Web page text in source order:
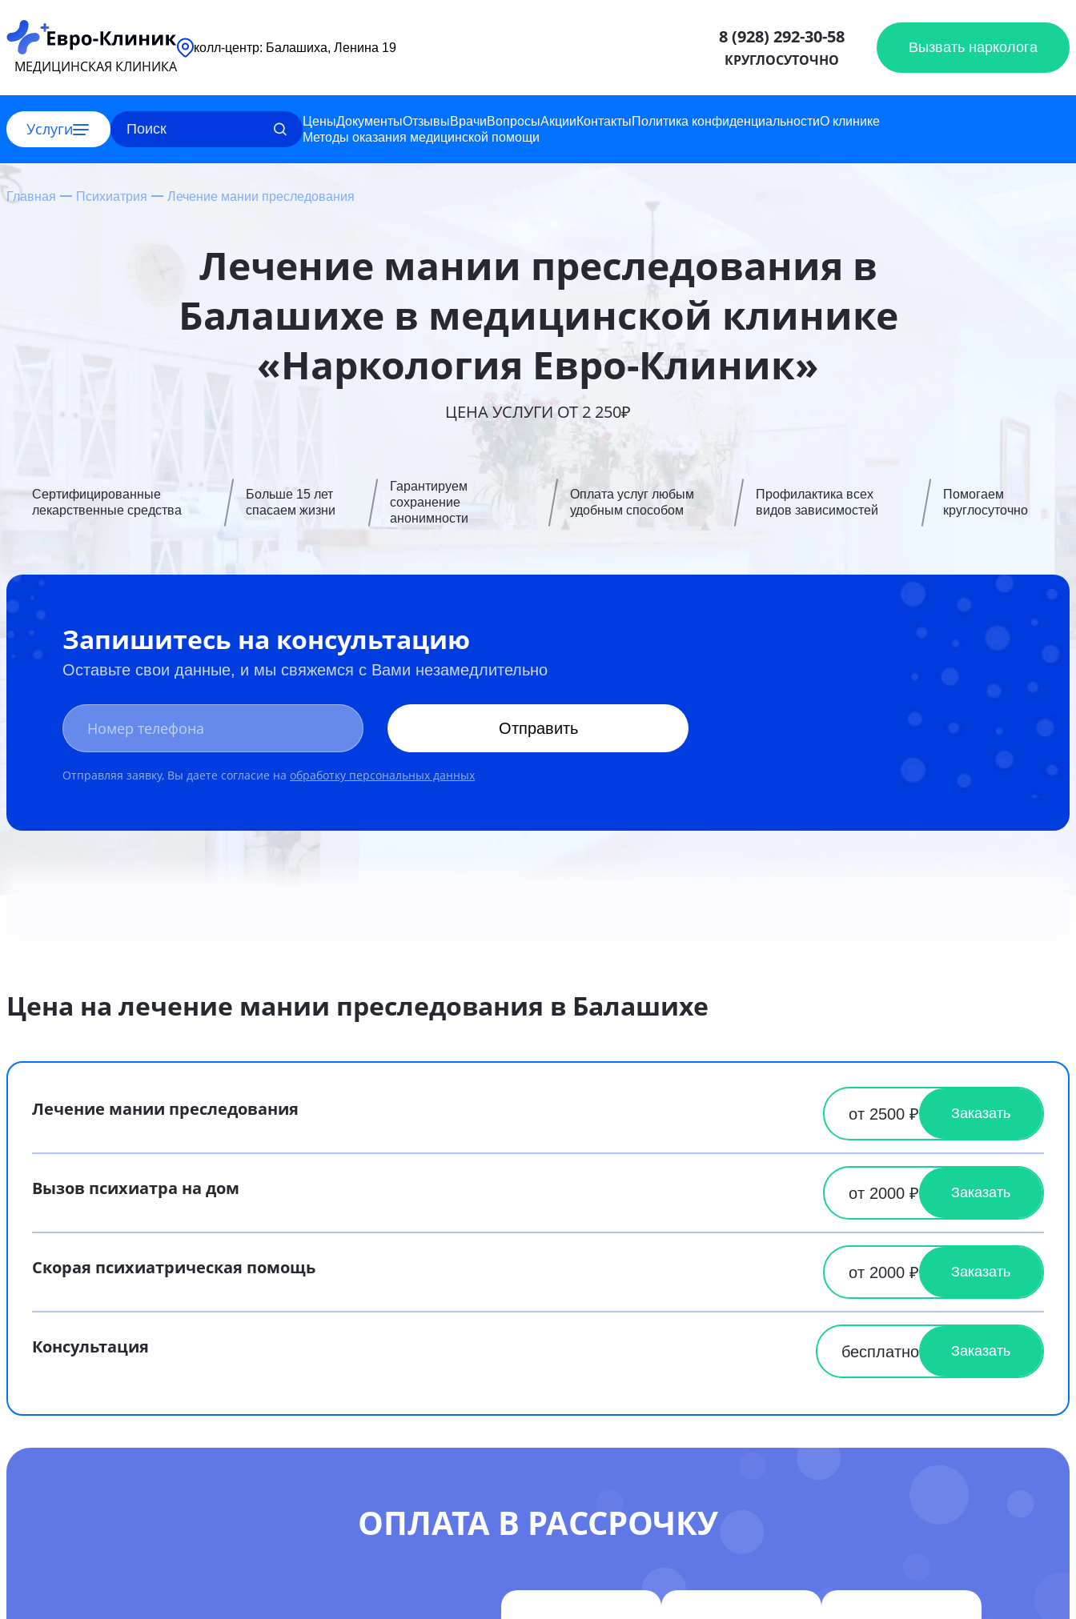
МЕДИЦИНСКАЯ КЛИНИКА
колл-центр: Балашиха, Ленина 19 8 (928) 292-30-58
КРУГЛОСУТОЧНО
Вызвать нарколога
Услуги ЦеныДокументыОтзывыВрачиВопросыАкцииКонтактыПолитика конфиденциальностиО клинике
Методы оказания медицинской помощи
Главная Психиатрия Лечение мании преследования
Лечение мании преследования в
Балашихе в медицинской клинике
«Наркология Евро-Клиник»
ЦЕНА УСЛУГИ ОТ 2 250₽
Сертифицированные
лекарственные средства
Больше 15 лет
спасаем жизни
Гарантируем
сохранение
анонимности
Оплата услуг любым
удобным способом
Профилактика всех
видов зависимостей
Помогаем
круглосуточно
Запишитесь на консультацию
Оставьте свои данные, и мы свяжемся с Вами незамедлительно
Отправить
Отправляя заявку, Вы даете согласие на обработку персональных данных
Цена на лечение мании преследования в Балашихе
Лечение мании преследования от 2500 ₽ Заказать
Вызов психиатра на дом от 2000 ₽ Заказать
Скорая психиатрическая помощь от 2000 ₽ Заказать
Консультация бесплатно Заказать
ОПЛАТА В РАССРОЧКУ